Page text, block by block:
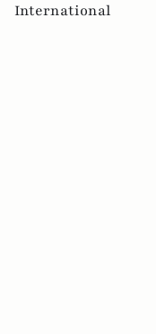
International